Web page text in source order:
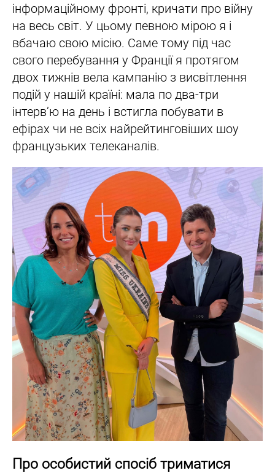
інформаційному фронті, кричати про війну
на весь світ. У цьому певною мірою я і
вбачаю свою місію. Саме тому під час
свого перебування у Франції я протягом
двох тижнів вела кампанію з висвітлення
подій у нашій країні: мала по два-три
інтерв’ю на день і встигла побувати в
ефірах чи не всіх найрейтинговіших шоу
французьких телеканалів.
Про особистий спосіб триматися